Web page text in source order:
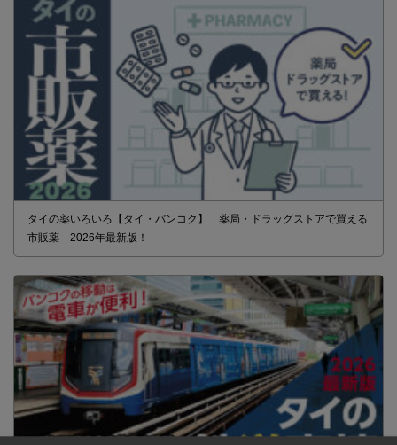
タイの薬いろいろ【タイ・バンコク】 薬局・ドラッグストアで買える
市販薬 2026年最新版！